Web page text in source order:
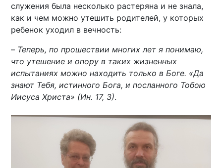
служения была несколько растеряна и не знала,
как и чем можно утешить родителей, у которых
ребенок уходил в вечность:
– Теперь, по прошествии многих лет я понимаю,
что утешение и опору в таких жизненных
испытаниях можно находить только в Боге. «Да
знают Тебя, истинного Бога, и посланного Тобою
Иисуса Христа» (Ин. 17, 3).